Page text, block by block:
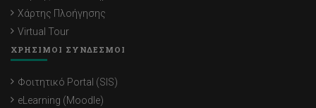
Χάρτης Πλοήγησης
Virtual Tour
ΧΡΗΣΙΜΟΙ ΣΥΝΔΕΣΜΟΙ
Φοιτητικό Portal (SIS)
eLearning (Moodle)